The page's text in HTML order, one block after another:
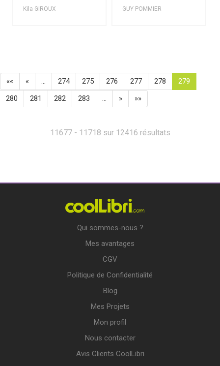
Kila GIROUX GUY POMMIER
«« « … 274 275 276 277 278
279
280
281 282 283 … » »»
11677 - 11718 sur 12416 résultats
Qui sommes-nous ?
Mes avantages
CGV
Politique de Confidentialité
Blog
Mes Projets
Mon profil
Nous contacter
Avis Clients CoolLibri